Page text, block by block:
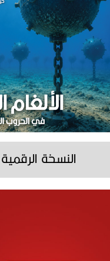
النسخة الرقمية